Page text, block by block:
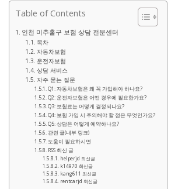
Table of Contents
인천 미추홀구 보험 상담 전문센터
목차
자동차보험
운전자보험
상담 서비스
자주 묻는 질문
Q1: 자동차보험은 왜 꼭 가입해야 하나요?
Q2: 운전자보험은 어떤 경우에 필요한가요?
Q3: 보험료는 어떻게 결정되나요?
Q4: 보험 가입 시 주의해야 할 점은 무엇인가요?
Q5: 상담은 어떻게 예약하나요?
관련 글(내부 링크)
도움이 필요하시면
RSS 최신 글
helperjd 최신글
k14970 최신글
kang611 최신글
rentcarjd 최신글